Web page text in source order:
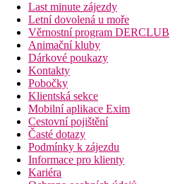
Last minute zájezdy
Letní dovolená u moře
Věrnostní program DERCLUB
Animační kluby
Dárkové poukazy
Kontakty
Pobočky
Klientská sekce
Mobilní aplikace Exim
Cestovní pojištění
Časté dotazy
Podmínky k zájezdu
Informace pro klienty
Kariéra